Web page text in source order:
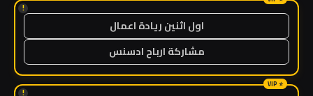
!
اول اثنين ريادة اعمال
مشاركة ارباح ادسنس
!